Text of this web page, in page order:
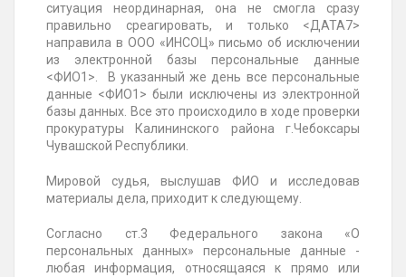
ситуация неординарная, она не смогла сразу
правильно среагировать, и только <ДАТА7>
направила в ООО «ИНСОЦ» письмо об исключении
из электронной базы персональные данные
<ФИО1>. В указанный же день все персональные
данные <ФИО1> были исключены из электронной
базы данных. Все это происходило в ходе проверки
прокуратуры
Калининского района г.Чебоксары
Чувашской Республики.
Мировой судья, выслушав ФИО и исследовав
материалы дела, приходит к следующему.
Согласно ст.3 Федерального закона «О
персональных данных» персональные данные -
любая информация, относящаяся к прямо или